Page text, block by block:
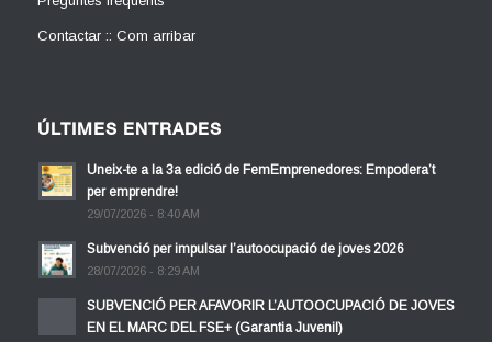
Contactar :: Com arribar
ÚLTIMES ENTRADES
Uneix-te a la 3a edició de FemEmprenedores: Empodera’t
per emprendre!
29/07/2026 - 8:40 AM
Subvenció per impulsar l’autoocupació de joves 2026
28/07/2026 - 8:29 AM
SUBVENCIÓ PER AFAVORIR L’AUTOOCUPACIÓ DE JOVES
EN EL MARC DEL FSE+ (Garantia Juvenil)